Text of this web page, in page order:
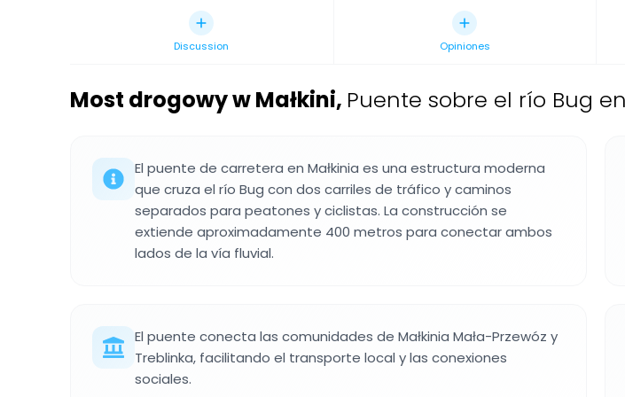
Discussion Opiniones
Most drogowy w Małkini, Puente sobre el río Bug
El puente de carretera en Małkinia es una estructura moderna
que cruza el río Bug con dos carriles de tráfico y caminos
separados para peatones y ciclistas. La construcción se
extiende aproximadamente 400 metros para conectar ambos
lados de la vía fluvial.
El puente conecta las comunidades de Małkinia Mała-Przewóz y
Treblinka, facilitando el transporte local y las conexiones
sociales.